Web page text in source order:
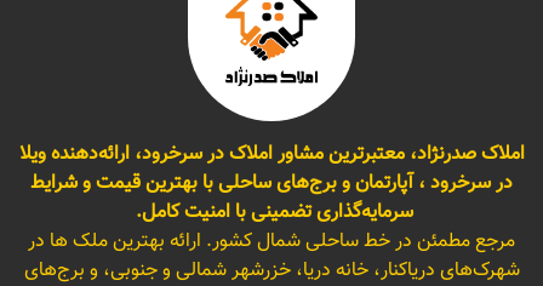
املاک صدرنژاد، معتبرترین مشاور املاک در سرخرود، ارائه‌دهنده ویلا
در سرخرود ، آپارتمان و برج‌های ساحلی با بهترین قیمت و شرایط
سرمایه‌گذاری تضمینی با امنیت کامل.
مرجع مطمئن در خط ساحلی شمال کشور. ارائه بهترین ملک ها در
شهرک‌های دریاکنار، خانه دریا، خزرشهر شمالی و جنوبی، و برج‌های